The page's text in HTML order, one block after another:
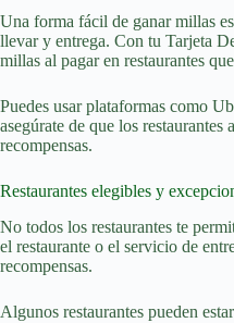
Una forma fácil de ganar millas
llevar y entrega. Con tu Tarjeta
millas al pagar en restaurantes
Puedes usar plataformas como
asegúrate de que los restaurantes
recompensas.
Restaurantes elegibles y
No todos los restaurantes te
el restaurante o el servicio de
recompensas.
Algunos restaurantes pueden